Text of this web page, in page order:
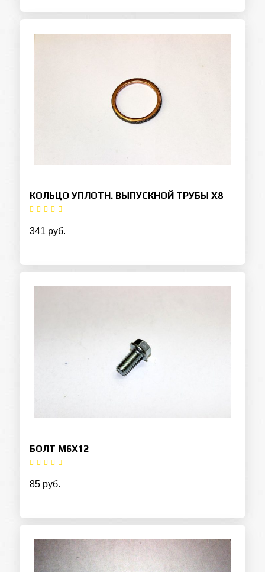
КОЛЬЦО УПЛОТН. ВЫПУСКНОЙ ТРУБЫ Х8
341 руб.
БОЛТ M6Х12
85 руб.